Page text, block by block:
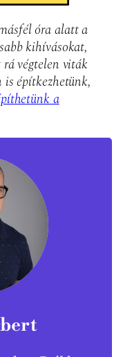
óra alatt a
kihívásokat,
végtelen viták
építkezhetünk,
a